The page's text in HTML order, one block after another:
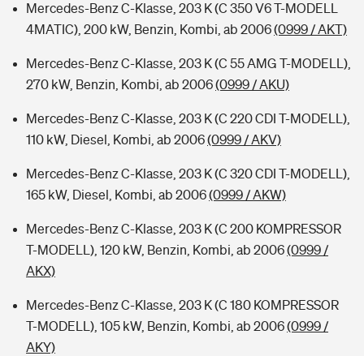
Mercedes-Benz C-Klasse, 203 K (C 350 V6 T-MODELL
4MATIC), 200 kW, Benzin, Kombi, ab 2006(0999 / AKT)
Mercedes-Benz C-Klasse, 203 K (C 55 AMG T-MODELL),
270 kW, Benzin, Kombi, ab 2006(0999 / AKU)
Mercedes-Benz C-Klasse, 203 K (C 220 CDI T-MODELL),
110 kW, Diesel, Kombi, ab 2006(0999 / AKV)
Mercedes-Benz C-Klasse, 203 K (C 320 CDI T-MODELL),
165 kW, Diesel, Kombi, ab 2006(0999 / AKW)
Mercedes-Benz C-Klasse, 203 K (C 200 KOMPRESSOR
T-MODELL), 120 kW, Benzin, Kombi, ab 2006(0999 /
AKX)
Mercedes-Benz C-Klasse, 203 K (C 180 KOMPRESSOR
T-MODELL), 105 kW, Benzin, Kombi, ab 2006(0999 /
AKY)